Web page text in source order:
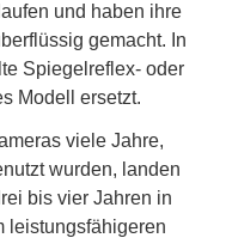
und haben ihre
gemacht. In
Spiegelreflex- oder
Modell ersetzt.
viele Jahre,
wurden, landen
bis vier Jahren in
leistungsfähigeren